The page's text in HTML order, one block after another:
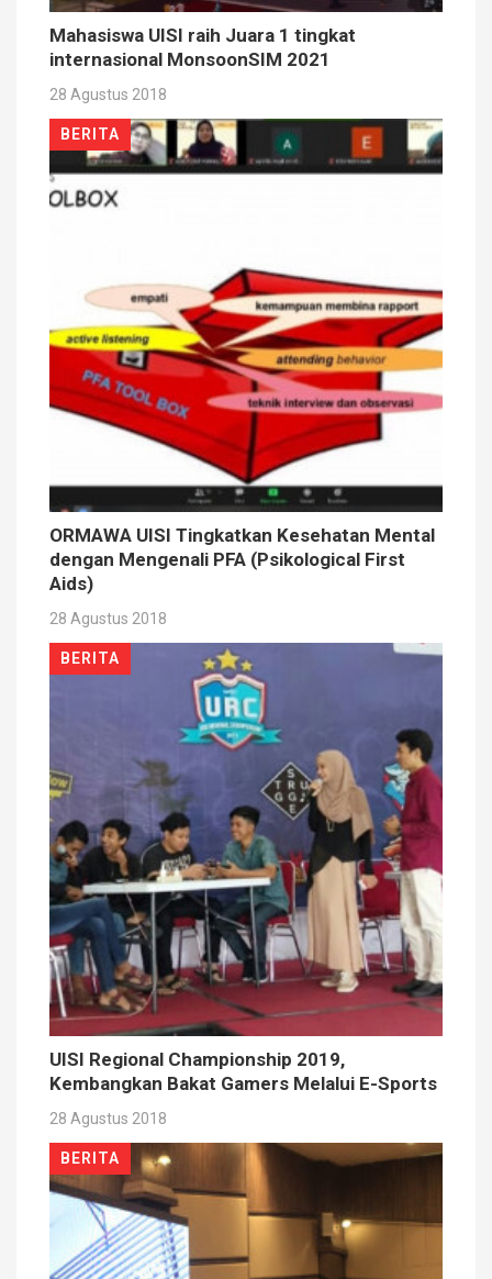
Mahasiswa UISI raih Juara 1 tingkat
internasional MonsoonSIM 2021
28 Agustus 2018
BERITA
ORMAWA UISI Tingkatkan Kesehatan Mental
dengan Mengenali PFA (Psikological First
Aids)
28 Agustus 2018
BERITA
UISI Regional Championship 2019,
Kembangkan Bakat Gamers Melalui E-Sports
28 Agustus 2018
BERITA